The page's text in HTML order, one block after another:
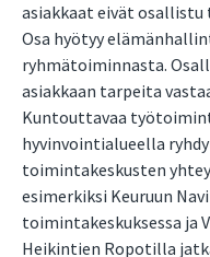
asiakkaat eivät
Osa hyötyy
ryhmätoiminnasta.
asiakkaan tarpeita
Kuntouttavaa
hyvinvointialueella
toimintakeskusten
esimerkiksi Keuruun
toimintakeskuksessa ja
Heikintien Ropotilla